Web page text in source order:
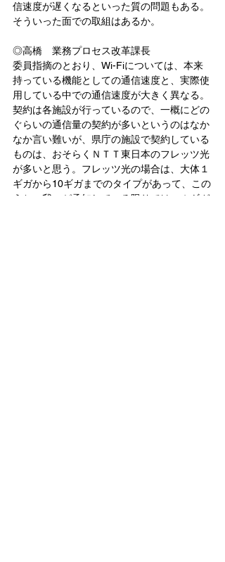
信速度が遅くなるといった質の問題もある。
そういった面での取組はあるか。
◎高橋　業務プロセス改革課長
委員指摘のとおり、Wi-Fiについては、本来
持っている機能としての通信速度と、実際使
用している中での通信速度が大きく異なる。
契約は各施設が行っているので、一概にどの
ぐらいの通信量の契約が多いというのはなか
なか言い難いが、県庁の施設で契約している
ものは、おそらくＮＴＴ東日本のフレッツ光
が多いと思う。フレッツ光の場合は、大体１
ギガから10ギガまでのタイプがあって、この
うち、我々が承知している限りでは、１ギガ